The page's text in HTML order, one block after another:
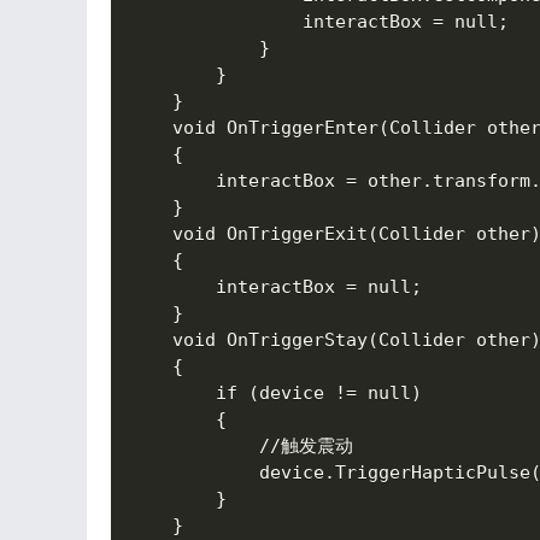
                interactBox = null;
            }
        }
    }
void OnTriggerEnter(Collider
    {
interactBox =
    }
    void OnTriggerExit(Collider other)
    {
        interactBox = null;
    }
    void OnTriggerStay(Collider other)
    {
        if (device != null)
        {
            //触发震动
        }
    }